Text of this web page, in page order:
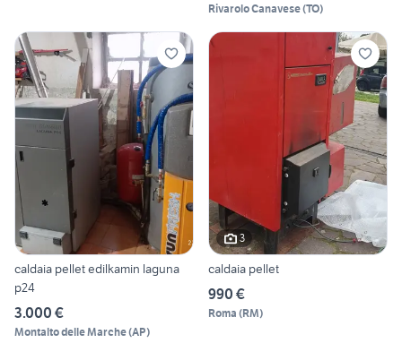
Rivarolo Canavese(TO)
caldaia pellet edilkamin laguna
p24
3.000 €
Montalto delle Marche(AP)
3
caldaia pellet
990 €
Roma (RM)